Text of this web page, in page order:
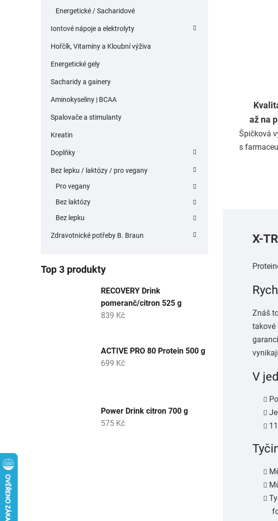
Energetické / Sacharidové
Iontové nápoje a elektrolyty
Hořčík, Vitamíny a Kloubní výživa
Energetické gely
Sacharidy a gainery
Aminokyseliny | BCAA
Spalovače a stimulanty
Kreatin
Doplňky
Bez lepku / laktózy / pro vegany
Pro vegany
Bez laktózy
Bez lepku
Zdravotnické potřeby B. Braun
Top 3 produkty
RECOVERY Drink
pomeranč/citron 525 g
839 Kč
ACTIVE PRO 80 Protein 500 g
699 Kč
Power Drink citron 700 g
575 Kč
až na
Špičková
s
X-
Znáš
takové
V